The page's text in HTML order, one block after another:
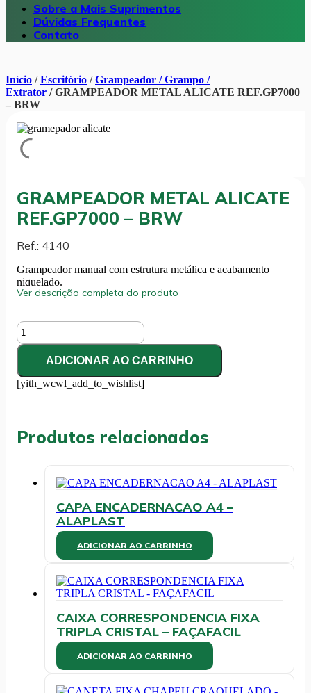
Sobre a Mais Suprimentos
Dúvidas Frequentes
Contato
Início /Escritório /Grampeador / Grampo /
Extrator / GRAMPEADOR METAL ALICATE REF.GP7000
– BRW
GRAMPEADOR METAL ALICATE
REF.GP7000 – BRW
Ref.: 4140
Grampeador manual com estrutura metálica e acabamento
niquelado.
Ver descrição completa do produto
GRAMPEADOR
METAL
ALICATE
REF.GP7000
-
BRW
ADICIONAR AO CARRINHO
[yith_wcwl_add_to_wishlist]
Produtos relacionados
CAPA ENCADERNACAO A4 –
ALAPLAST
ADICIONAR AO CARRINHO
CAIXA CORRESPONDENCIA FIXA
TRIPLA CRISTAL – FAÇAFACIL
ADICIONAR AO CARRINHO